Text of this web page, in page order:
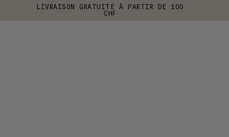
LIVRAISON GRATUITE À PARTIR DE 100
CHF